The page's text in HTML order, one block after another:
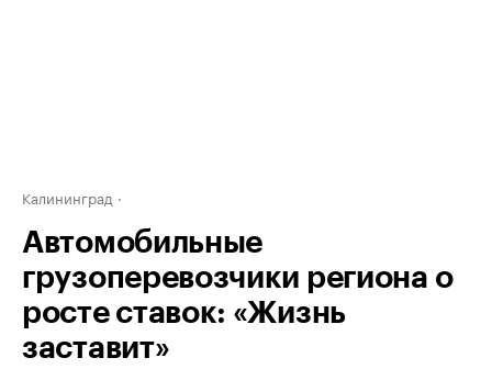
Калининград
Автомобильные
грузоперевозчики региона о
росте ставок: «Жизнь
заставит»